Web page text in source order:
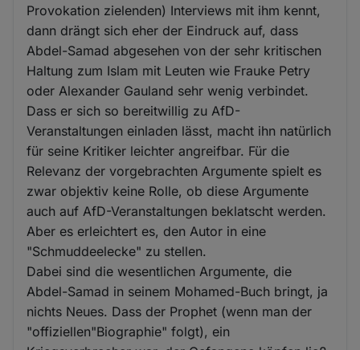
Provokation zielenden) Interviews mit ihm kennt,
dann drängt sich eher der Eindruck auf, dass
Abdel-Samad abgesehen von der sehr kritischen
Haltung zum Islam mit Leuten wie Frauke Petry
oder Alexander Gauland sehr wenig verbindet.
Dass er sich so bereitwillig zu AfD-
Veranstaltungen einladen lässt, macht ihn natürlich
für seine Kritiker leichter angreifbar. Für die
Relevanz der vorgebrachten Argumente spielt es
zwar objektiv keine Rolle, ob diese Argumente
auch auf AfD-Veranstaltungen beklatscht werden.
Aber es erleichtert es, den Autor in eine
"Schmuddeelecke" zu stellen.
Dabei sind die wesentlichen Argumente, die
Abdel-Samad in seinem Mohamed-Buch bringt, ja
nichts Neues. Dass der Prophet (wenn man der
"offiziellen"Biographie" folgt), ein